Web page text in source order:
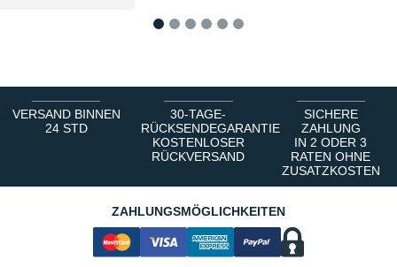
VERSAND BINNEN
24 STD
30-TAGE-
RÜCKSENDEGARANTIE
KOSTENLOSER
RÜCKVERSAND
SICHERE
ZAHLUNG
IN 2 ODER 3
RATEN OHNE
ZUSATZKOSTEN
ZAHLUNGSMÖGLICHKEITEN